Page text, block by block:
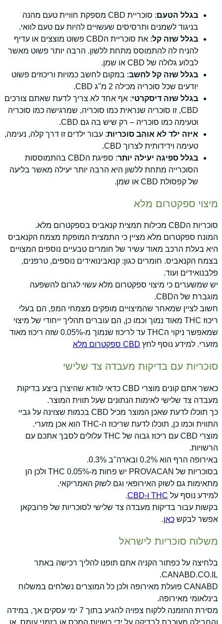
בגלל הטעם
: סוכריית CBD מספקת חוויית טעם מהנה
בניגוד לשמנים ותרסיסים שעשויים להיות עם טעם לוואי.
בגלל שזה קל
: את סוכריית הCBD פשוט מוצצים או עדיף
להניח לה להתמוסס מתחת ללשון. הרבה יותר פשוט מאשר
לבלוע גלולה של CBD או שמן.
בגלל שזה קל לחשב: במקום לחשב כמויות וריכוזים פשוט
יודעים שכל סוכריה מכילה 2 מ"ג CBD.
בגלל שזה דיסקרטי: אף אחד לא צריך לדעת שאתם צורכים
CBD, זו סוכריה שנראית כמו סוכריה, שמרגישה כמו סוכריה
וטעימה כמו סוכריה – רק שיש בה גם CBD.
איזה ילד לא אוהב סוכריות: עבור ילדים זו דרך קלה, נעימה,
טעימה וידידותית לצרוך CBD.
בגלל ספיגה יעילה יותר
: ספיגת הCBD בהתמוססות
הסוכרייה מתחת ללשון היא הרבה יותר יעילה מאשר בליעה
של קפסולת CBD או שמן.
מיצוי ספקטרום מלא
סוכריות הCBD מכילות תמצית קנאביס בספקטרום מלא.
המונח ספקטרום מלא מציין כי התמצית המופקת מצמח הקנאביס
היא בעלת הרכב מאוד עשיר של חומרים טבעיים נוספים המצויים
בצמח הקנאביס. חומרים כגון: קנאבינואידים נוספים, טרפנים,
פלבנואידים ועוד.
יש שמשערים כי מיצוי ספקטרום מלא עשוי לגרום להשפעה
מוגברת של הCBD.
חשוב לציין שמאחר שהמיצויים מופקים מצמחי המפ, הם בעלי
ריכוז THC מאוד נמוך וכמו כן, הם עוברים תהליך ייחודי של מיצוי
שמאפשר ניקוי הTHC עד לריכוז שנמוך מ-0.05% שזה ריכוז מאוד
מזערי. למידע נוסף לחץ CBD ספקטרום מלא
סוכריות עם בדיקות מעבדה צד שלישי
כאשר אתם קונים מוצרי CBD כדאי לוודא שהיצרן ביצע בדיקות
מעבדה צד שלישי לאימות הנתונים שעל תווית המוצר.
כך תוכלו לדעת שאכן המוצר מכיל CBD בכמות שצוינה על גביי
התווית וכמו כן, תוכלו לדעת שריכוז ה-THC הוא אכן מזערי.
מוצרי CBD עם ריכוז גבוה של THC עלולים לסבך אתכם עם
הרשויות.
באירופה הרף הוא 0.2% ובארה"ב 0.3%.
בסוכריות של PROVACAN יש פחות מ-0.05% THC ולכן הן
מתאימות גם לשוק האירופאי וגם לשוק האמריקאי.
למידע נוסף על THC ו-CBD
.
בקשות עבור בדיקות מעבדה צד שלישי לסוכריות של פרובקאן
אפשר לבקש כאן.
משלוח סוכריות לישראל
בלחיצה על כפתור הקניה אתם תופנו להליך רכישה באתר
CANABD.CO.IL.
CANABD פועלת מאירופה ולכן כל המוצרים נשלחים במשלוח
בינלאומי מאירופה.
מסירת ההזמנה ללקוח צפויה להגיע בתוך 7 ימי עסקים אך, במידה
והחבילה מעוכבת לבדיקה על ידי רשויות המכס או בזמני עומס, או